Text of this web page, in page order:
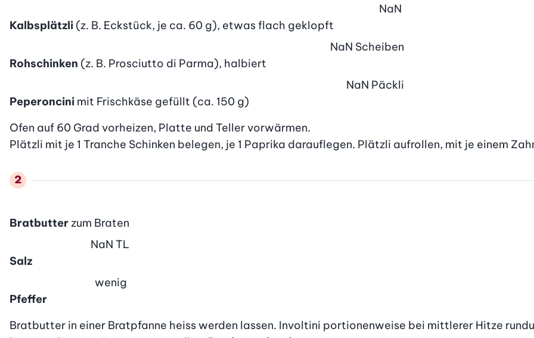
Kalbsplätzli (z. B. Eckstück, je ca. 60 g), etwas flach geklopft
NaN
Rohschinken (z. B. Prosciutto di Parma), halbiert
NaN Scheiben
Peperoncini mit Frischkäse gefüllt (ca. 150 g)
NaN Päckli
Ofen auf 60 Grad vorheizen, Platte und Teller vorwärmen.
Plätzli mit je 1 Tranche Schinken belegen, je 1 Paprika darauflegen. Plätzli aufrollen, mit je einem
Bratbutterzum Braten
Salz
NaN TL
Pfeffer
wenig
Bratbutter in einer Bratpfanne heiss werden lassen. Involtini portionenweise bei mittlerer Hitze